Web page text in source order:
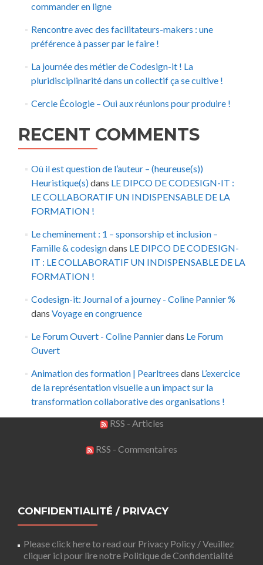
commander en ligne
Rencontre avec des facilitateurs-makers : une
préférence à passer par le faire !
La journée des métier de Codesign-it ! La
pluridisciplinarité dans un collectif ça se cultive !
Cercle Écologie – Oui aux réunions pour produire !
RECENT COMMENTS
Où il est question de l’auteur – (heureuse(s))
Heuristique(s)dans LE DIPCO DE CODESIGN-IT :
LE COLLABORATIF UN INDISPENSABLE DE LA
FORMATION !
Le cheminement : 1 – sponsorship et inclusion –
Famille & codesigndans LE DIPCO DE CODESIGN-
IT : LE COLLABORATIF UN INDISPENSABLE DE LA
FORMATION !
Codesign-it: Journal of a journey - Coline Pannier %
dans Voyage en congruence
Le Forum Ouvert - Coline Pannierdans Le Forum
Ouvert
Animation des formation | Pearltrees dans L’exercice
de la représentation visuelle a un impact sur la
transformation collaborative des organisations !
RSS - Articles
RSS - Commentaires
CONFIDENTIALITÉ / PRIVACY
Please click here to read our Privacy Policy / Veuillez
cliquer ici pour lire notre Politique de Confidentialité